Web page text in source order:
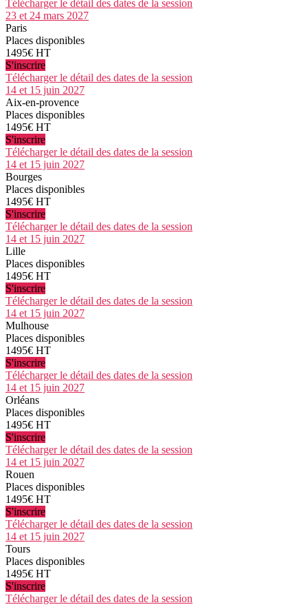
Télécharger le détail des dates de la session
23 et 24 mars 2027
Paris
Places disponibles
1495€ HT
S'inscrire
Télécharger le détail des dates de la session
14 et 15 juin 2027
Aix-en-provence
Places disponibles
1495€ HT
S'inscrire
Télécharger le détail des dates de la session
14 et 15 juin 2027
Bourges
Places disponibles
1495€ HT
S'inscrire
Télécharger le détail des dates de la session
14 et 15 juin 2027
Lille
Places disponibles
1495€ HT
S'inscrire
Télécharger le détail des dates de la session
14 et 15 juin 2027
Mulhouse
Places disponibles
1495€ HT
S'inscrire
Télécharger le détail des dates de la session
14 et 15 juin 2027
Orléans
Places disponibles
1495€ HT
S'inscrire
Télécharger le détail des dates de la session
14 et 15 juin 2027
Rouen
Places disponibles
1495€ HT
S'inscrire
Télécharger le détail des dates de la session
14 et 15 juin 2027
Tours
Places disponibles
1495€ HT
S'inscrire
Télécharger le détail des dates de la session